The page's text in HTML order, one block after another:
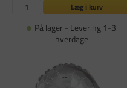
Læg i kurv
På lager - Levering 1-3
hverdage